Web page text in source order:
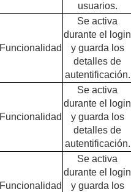
usuarios.
Funcionalidad
Se activa
durante el login
y guarda los
detalles de
autentificación.
Funcionalidad
Se activa
durante el login
y guarda los
detalles de
autentificación.
Funcionalidad
Se activa
durante el login
y guarda los